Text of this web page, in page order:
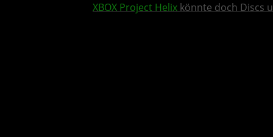
XBOX Project Helix könnte doch Discs